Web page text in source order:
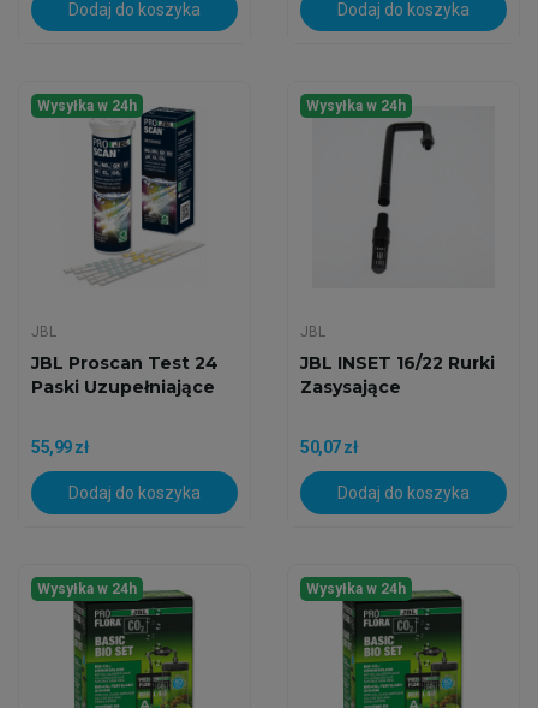
Dodaj do koszyka Dodaj do koszyka
Wysyłka w 24h
JBL
JBL Proscan Test 24
Paski Uzupełniające
55,99 zł
Dodaj do koszyka
Wysyłka w 24h
JBL
JBL INSET 16/22 Rurki
Zasysające
50,07 zł
Dodaj do koszyka
Wysyłka w 24h Wysyłka w 24h